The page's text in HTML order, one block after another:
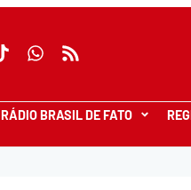
RÁDIO BRASIL DE FATO